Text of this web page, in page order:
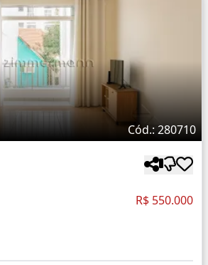
Cód.: 280710
R$ 550.000